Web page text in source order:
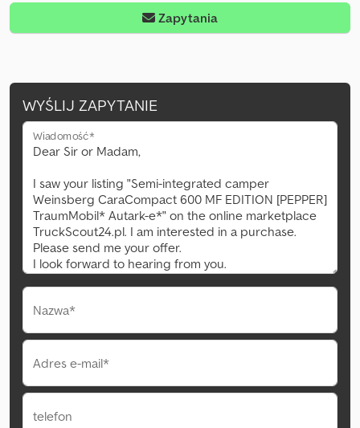
Zapytania
WYŚLIJ ZAPYTANIE
Wiadomość*
Nazwa*
Adres e-mail*
telefon